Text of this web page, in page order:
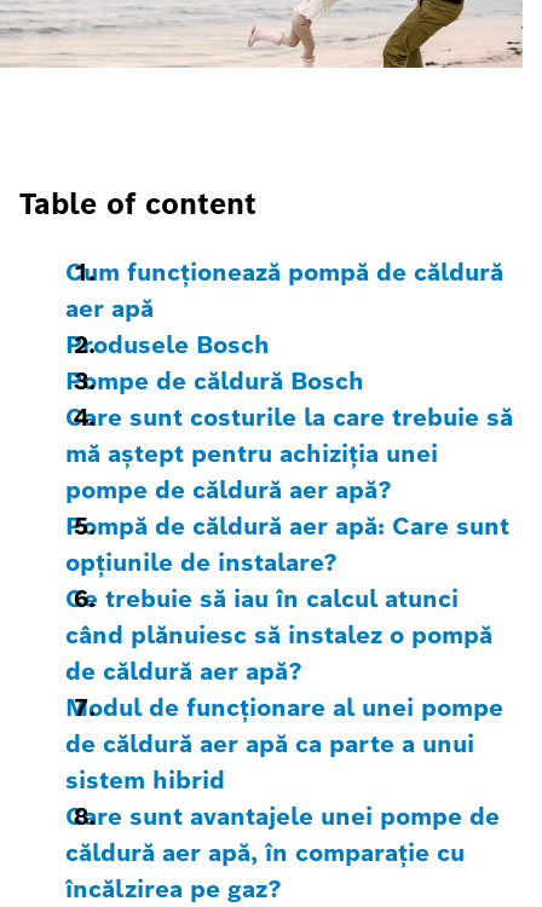
Table of content
Cum funcționează pompă de căldură
aer apă
Produsele Bosch
Pompe de căldură Bosch
Care sunt costurile la care trebuie să
mă aștept pentru achiziția unei
pompe de căldură aer apă?
Pompă de căldură aer apă: Care sunt
opțiunile de instalare?
Ce trebuie să iau în calcul atunci
când plănuiesc să instalez o pompă
de căldură aer apă?
Modul de funcționare al unei pompe
de căldură aer apă ca parte a unui
sistem hibrid
Care sunt avantajele unei pompe de
căldură aer apă, în comparație cu
încălzirea pe gaz?